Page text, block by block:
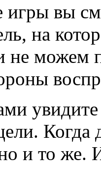
вы
на
не можем
и то же.